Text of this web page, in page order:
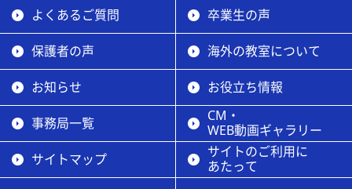
よくあるご質問 卒業生の声
保護者の声 海外の教室について
お知らせ お役立ち情報
事務局一覧
CM・
WEB動画ギャラリー
サイトマップ
サイトのご利用に
あたって